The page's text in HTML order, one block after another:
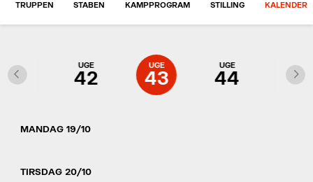
TRUPPEN STABEN KAMPPROGRAM STILLING KALENDER
UGE
41
UGE
42
UGE
43
UGE
44
UGE
45
MANDAG 19/10
TIRSDAG 20/10